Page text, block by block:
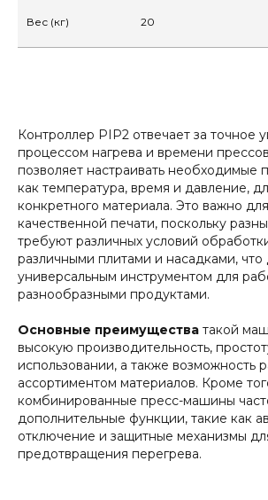
Вес (кг) 20
Контроллер PIP2 отвечает за точное
процессом нагрева и времени
позволяет настраивать необходимые
как температура, время и давление,
конкретного материала. Это важно
качественной печати, поскольку
требуют различных условий
различными плитами и насадками, что
универсальным инструментом для
разнообразными продуктами.
Основные преимущества такой
высокую производительность,
использовании, а также возможность
ассортиментом материалов. Кроме
комбинированные пресс-машины
дополнительные функции, такие как
отключение и защитные механизмы
предотвращения перегрева.